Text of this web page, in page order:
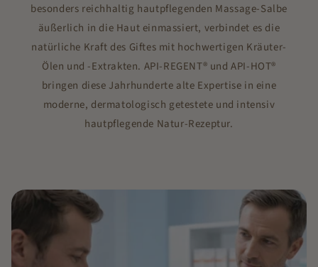
besonders reichhaltig hautpflegenden Massage-Salbe
äußerlich in die Haut einmassiert, verbindet es die
natürliche Kraft des Giftes mit hochwertigen Kräuter-
Ölen und -Extrakten. API-REGENT® und API-HOT®
bringen diese Jahrhunderte alte Expertise in eine
moderne, dermatologisch getestete und intensiv
hautpflegende Natur-Rezeptur.